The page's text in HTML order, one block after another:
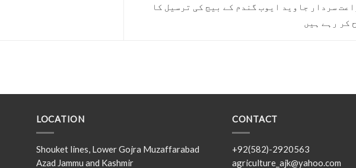
سردار جاوید ایوب گندم کے بیج کی ترسیل کا
LOCATION
Shouket lines, Lower Gojra Muzaffarabad
Azad Jammu and Kashmir
CONTACT
+92(582)-2920563
agriculture_ajk@yahoo.com